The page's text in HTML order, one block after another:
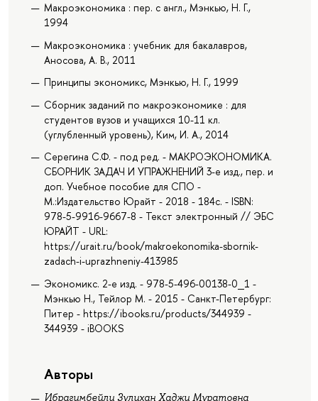
Макроэкономика : пер. с англ., Мэнкью, Н. Г.,
1994
Макроэкономика : учебник для бакалавров,
Аносова, А. В., 2011
Принципы экономикс, Мэнкью, Н. Г., 1999
Сборник заданий по макроэкономике : для
студентов вузов и учащихся 10-11 кл.
(углубленный уровень), Ким, И. А., 2014
Серегина С.Ф. - под ред. - МАКРОЭКОНОМИКА.
СБОРНИК ЗАДАЧ И УПРАЖНЕНИЙ 3-е изд., пер. и
доп. Учебное пособие для СПО -
М.:Издательство Юрайт - 2018 - 184с. - ISBN:
978-5-9916-9667-8 - Текст электронный // ЭБС
ЮРАЙТ - URL:
https://urait.ru/book/makroekonomika-sbornik-
zadach-i-uprazhneniy-413985
Экономикс. 2-е изд. - 978-5-496-00138-0_1 -
Мэнкью Н., Тейлор М. - 2015 - Санкт-Петербург:
Питер - https://ibooks.ru/products/344939 -
344939 - iBOOKS
Авторы
Ибрагимбейли Зулихан Хаджи Муратовна